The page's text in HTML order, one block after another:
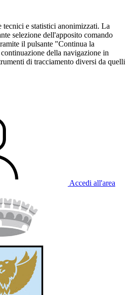
e statistici anonimizzati. La
selezione dell'apposito comando
il pulsante "Continua la
della navigazione in
di tracciamento diversi da quelli
Accedi all'area